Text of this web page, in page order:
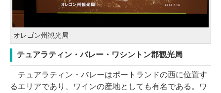
オレゴン州観光局
テュアラティン・バレー・ワシントン郡観光局
テュアラティン・バレーはポートランドの西に位置す
るエリアであり、ワインの産地としても有名である。ワ